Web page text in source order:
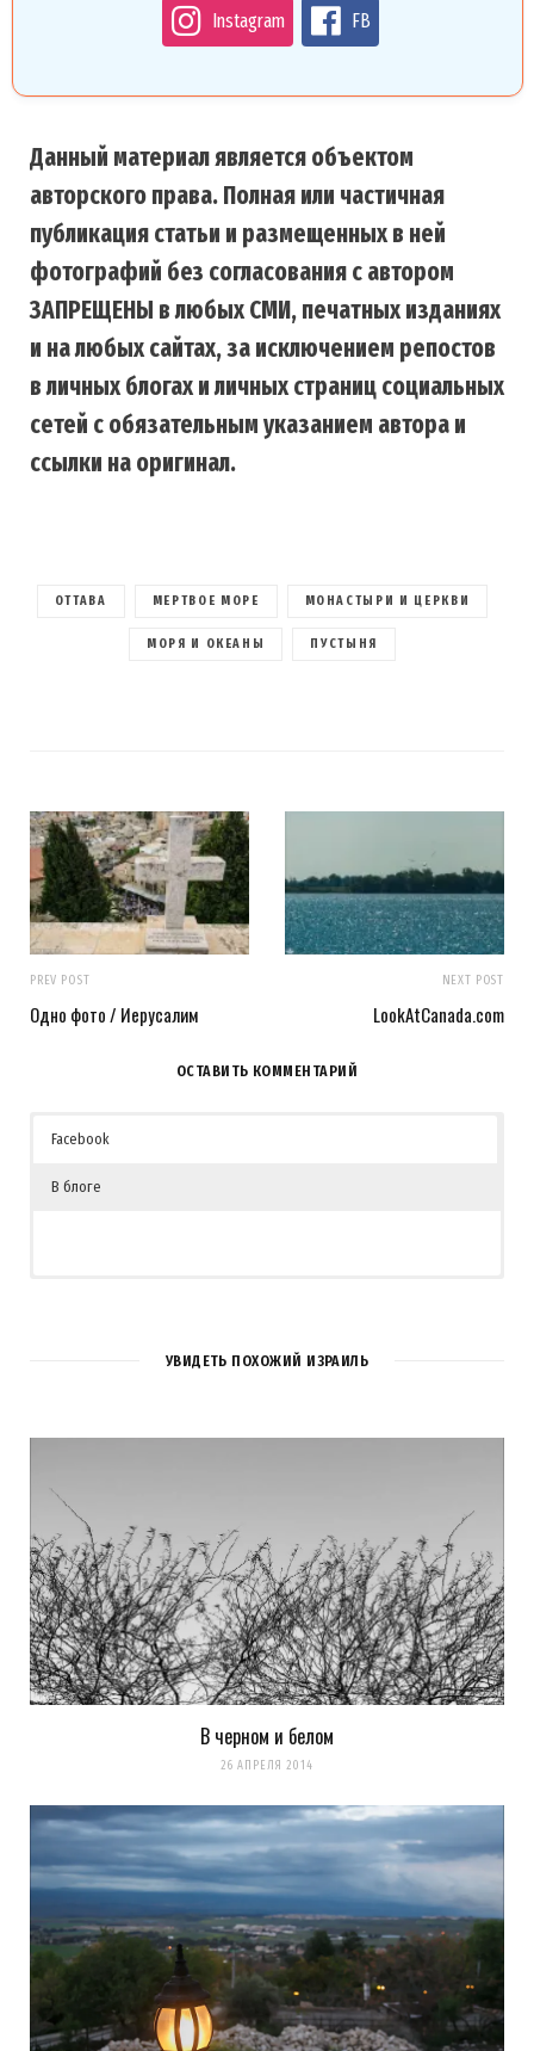
Instagram FB
Данный материал является объектом
авторского права. Полная или частичная
публикация статьи и размещенных в ней
фотографий без согласования с автором
ЗАПРЕЩЕНЫ в любых СМИ, печатных изданиях
и на любых сайтах, за исключением репостов
в личных блогах и личных страниц социальных
сетей с обязательным указанием автора и
ссылки на оригинал.
ОТТАВА МЕРТВОЕ МОРЕ МОНАСТЫРИ И ЦЕРКВИ
МОРЯ И ОКЕАНЫ ПУСТЫНЯ
PREV POST
Одно фото / Иерусалим
NEXT POST
LookAtCanada.com
ОСТАВИТЬ КОММЕНТАРИЙ
Facebook
В блоге
5КОММЕНТАРИЕВ
11-12 — Фотошоп? ))
Загрузка...
k0ev
УВИДЕТЬ ПОХОЖИЙ ИЗРАИЛЬ
В черном и белом
26 АПРЕЛЯ 2014